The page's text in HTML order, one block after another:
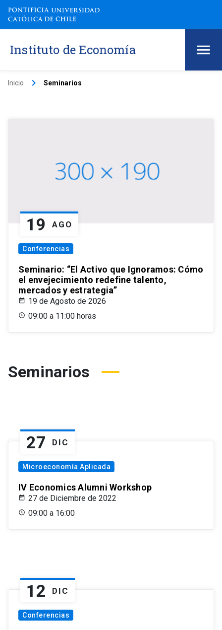
Instituto de Economía
Inicio keyboard_arrow_right Seminarios
19 AGO
Conferencias
Seminario: “El Activo que Ignoramos: Cómo
el envejecimiento redefine talento,
mercados y estrategia”
19 de Agosto de 2026
09:00 a 11:00 horas
Seminarios
27 DIC
Microeconomía Aplicada
IV Economics Alumni Workshop
27 de Diciembre de 2022
09:00 a 16:00
12 DIC
Conferencias